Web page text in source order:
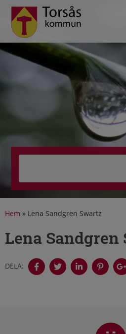
Hem » Lena Sandgren Swartz
Lena Sandgren
DELA: